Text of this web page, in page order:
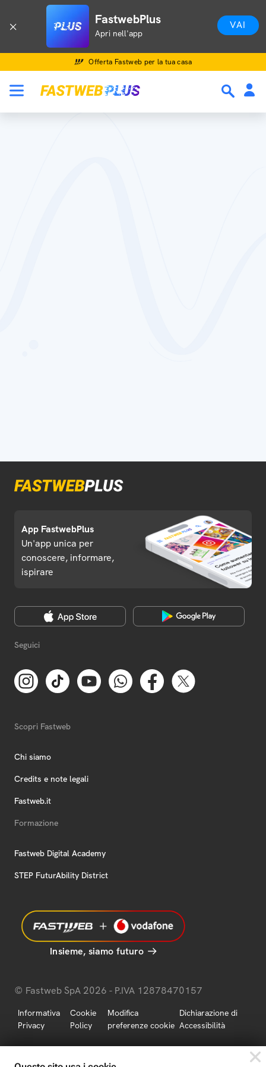
FastwebPlus
Apri nell'app
VAI
Offerta Fastweb per la tua casa
App FastwebPlus
Un'app unica per
conoscere, informare,
ispirare
Seguici
Scopri Fastweb
Chi siamo
Credits e note legali
Fastweb.it
Formazione
Fastweb Digital Academy
STEP FuturAbility District
Insieme, siamo futuro
© Fastweb SpA 2026 - P.IVA 12878470157
Informativa
Privacy
Cookie
Policy
Modifica
preferenze cookie
Dichiarazione di
Accessibilità